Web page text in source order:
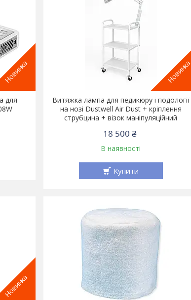
Новинка
для
Новинка
Витяжка лампа для педикюру і подології
на нозі Dustwell Air Dust + кріплення
струбцина + візок маніпуляційний
18 500 ₴
В наявності
Купити
Новинка